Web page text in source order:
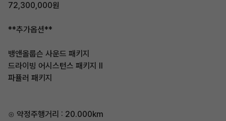
72,300,000원
**추가옵션**
뱅앤올룹슨 사운드 패키지
드라이빙 어시스턴스 패키지 Ⅱ
파퓰러 패키지
⊙ 약정주행거리 : 20.000km